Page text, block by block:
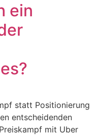
ein
statt Positionierung
entscheidenden
mit Uber